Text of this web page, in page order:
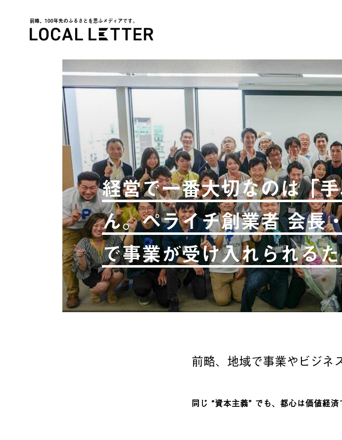
前略、100年先のふるさとを思ふメディアです。
経営で一番大切なのは「
ん。ペライチ創業者 会長
で事業が受け入れられる
前略、地域で事業やビジネ
同じ “資本主義” でも、都心は価値経済